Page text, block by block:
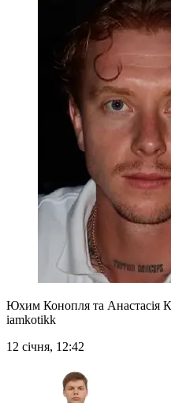
Юхим Конопля та Анастасія
iamkotikk
12 січня, 12:42